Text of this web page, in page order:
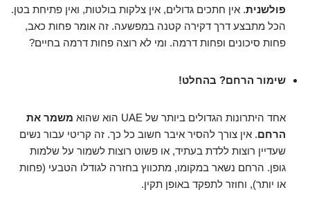
פולשנית. אין חתכים גדולים, אין צלקות בולטות, ואין פתיחת בטן.
הכל מתבצע דרך דקירה קטנה במפשעה. זה אומר פחות כאב,
פחות סיכונים ופחות דרמה. ומי לא רוצה פחות דרמה בחיים?
שימור הרחם? בהחלט!
אחד היתרונות הגדולים ביותר של UAE הוא שהוא
משמר את
הרחם. אין צורך להסיר איבר חשוב כל כך. זה קריטי עבור נשים
שעדיין רוצות ללדת בעתיד, או פשוט רוצות לשמור על שלמות
גופן. הרחם נשאר במקומו, מתכווץ בחזרה לגודלו הטבעי (פחות
או יותר), וחוזר לתפקד באופן תקין.